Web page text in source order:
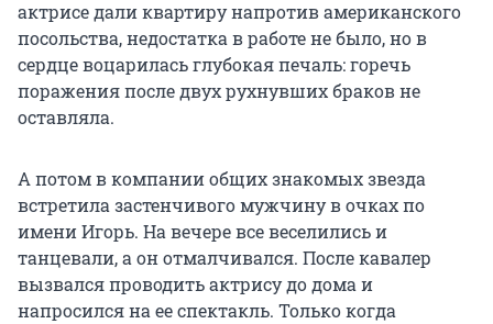
актрисе дали квартиру напротив американского
посольства, недостатка в работе не было, но в
сердце воцарилась глубокая печаль: горечь
поражения после двух рухнувших браков не
оставляла.
А потом в компании общих знакомых звезда
встретила застенчивого мужчину в очках по
имени Игорь. На вечере все веселились и
танцевали, а он отмалчивался. После кавалер
вызвался проводить актрису до дома и
напросился на ее спектакль. Только когда